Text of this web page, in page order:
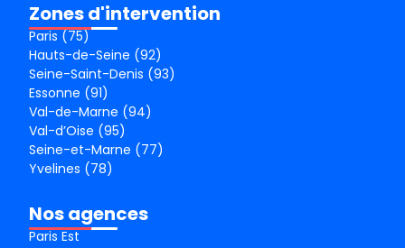
Zones d'intervention
Paris (75)
Hauts-de-Seine (92)
Seine-Saint-Denis (93)
Essonne (91)
Val-de-Marne (94)
Val-d’Oise (95)
Seine-et-Marne (77)
Yvelines (78)
Nos agences
Paris Est